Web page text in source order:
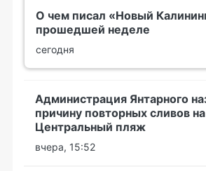
О чем писал «Новый
прошедшей неделе
сегодня
Администрация Янтарного
причину повторных сливов на
Центральный пляж
вчера, 15:52